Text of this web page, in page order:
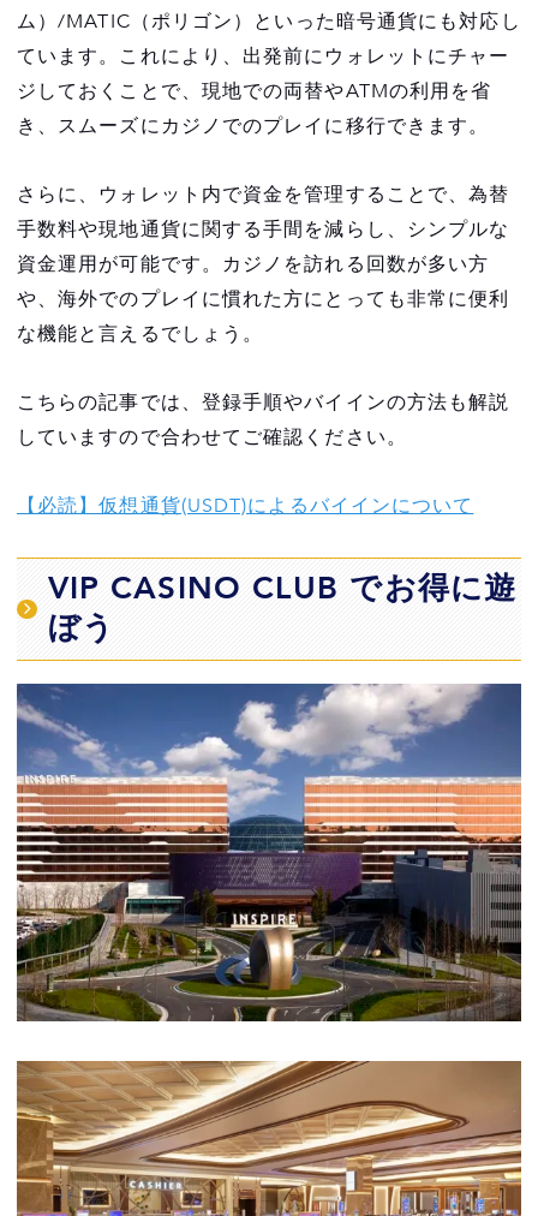
ム）/MATIC（ポリゴン）といった暗号通貨にも対応し
ています。これにより、出発前にウォレットにチャー
ジしておくことで、現地での両替やATMの利用を省
き、スムーズにカジノでのプレイに移行できます。
さらに、ウォレット内で資金を管理することで、為替
手数料や現地通貨に関する手間を減らし、シンプルな
資金運用が可能です。カジノを訪れる回数が多い方
や、海外でのプレイに慣れた方にとっても非常に便利
な機能と言えるでしょう。
こちらの記事では、登録手順やバイインの方法も解説
していますので合わせてご確認ください。
【必読】仮想通貨(USDT)によるバイインについて
VIP CASINO CLUB でお得に遊
ぼう